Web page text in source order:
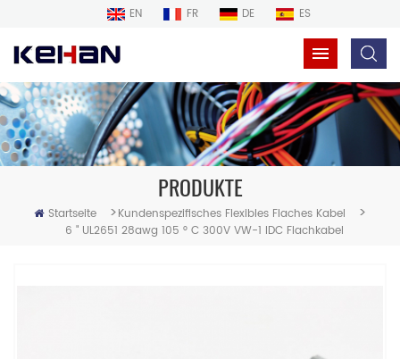
EN FR DE ES
PRODUKTE
Startseite >Kundenspezifisches Flexibles Flaches Kabel >
6 " UL2651 28awg 105 ° C 300V VW-1 IDC Flachkabel